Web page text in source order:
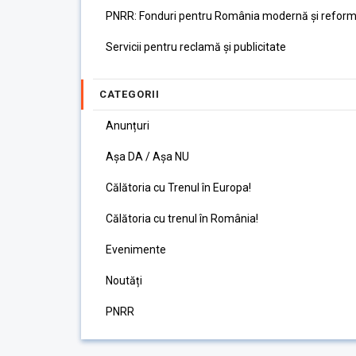
PNRR: Fonduri pentru România modernă și
Servicii pentru reclamă și publicitate
CATEGORII
Anunțuri
Așa DA / Așa NU
Călătoria cu Trenul în Europa!
Călătoria cu trenul în România!
Evenimente
Noutăți
PNRR